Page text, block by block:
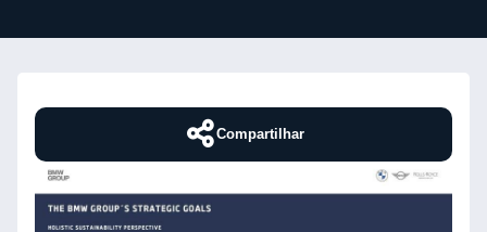
Compartilhar